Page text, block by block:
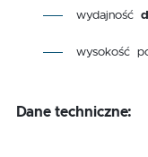
wydajność
wysokość
Dane techniczne: